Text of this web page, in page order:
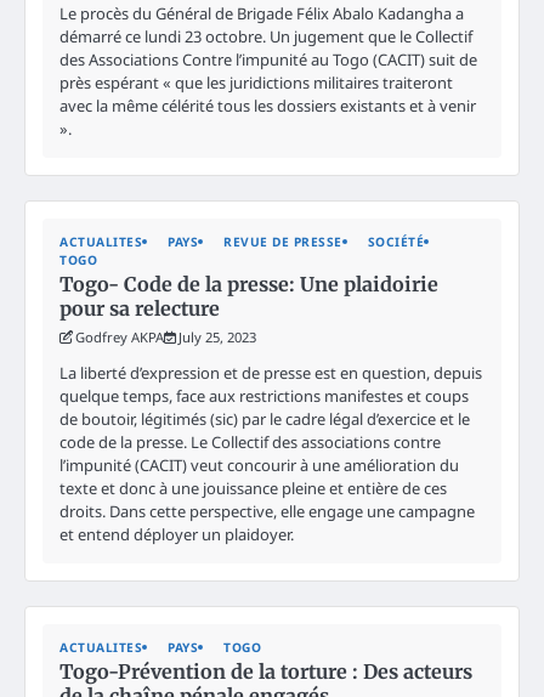
Le procès du Général de Brigade Félix Abalo Kadangha a
démarré ce lundi 23 octobre. Un jugement que le Collectif
des Associations Contre l’impunité au Togo (CACIT) suit de
près espérant « que les juridictions militaires traiteront
avec la même célérité tous les dossiers existants et à venir
».
ACTUALITES PAYS REVUE DE PRESSE
SOCIÉTÉ
TOGO
Togo- Code de la presse: Une plaidoirie
pour sa relecture
Godfrey AKPA July 25, 2023
La liberté d’expression et de presse est en question, depuis
quelque temps, face aux restrictions manifestes et coups
de boutoir, légitimés (sic) par le cadre légal d’exercice et le
code de la presse. Le Collectif des associations contre
l’impunité (CACIT) veut concourir à une amélioration du
texte et donc à une jouissance pleine et entière de ces
droits. Dans cette perspective, elle engage une campagne
et entend déployer un plaidoyer.
ACTUALITES PAYS TOGO
Togo-Prévention de la torture : Des acteurs